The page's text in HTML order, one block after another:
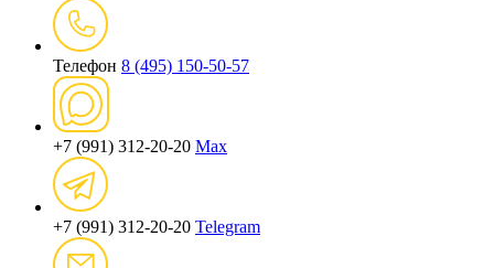
Телефон 8 (495) 150-50-57
+7 (991) 312-20-20 Max
+7 (991) 312-20-20 Telegram